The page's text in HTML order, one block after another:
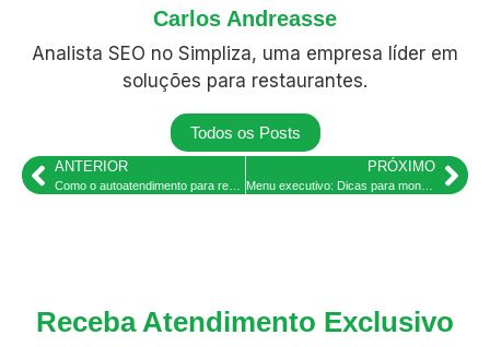
Carlos Andreasse
Analista SEO no Simpliza, uma empresa líder em
soluções para restaurantes.
Todos os Posts
ANTERIOR
Como o autoatendimento para restaurantes está redefinindo a Experiência Gastronômica no food service – Pesquisa
PRÓXIMO
Menu executivo: Dicas para montar seu cardápio executivo
Receba Atendimento Exclusivo